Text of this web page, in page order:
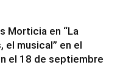
Morticia en “La
el musical” en el
el 18 de septiembre